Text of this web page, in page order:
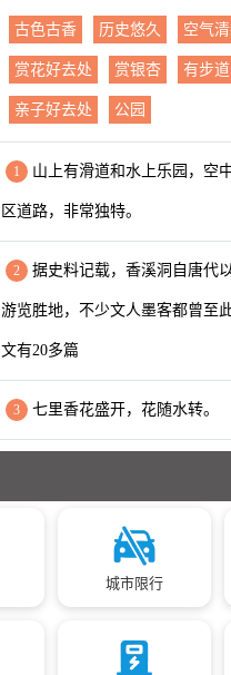
古色古香 历史悠久 空气
赏花好去处 赏银杏 有步道
亲子好去处 公园
1 山上有滑道和水上乐园，空
区道路，非常独特。
2 据史料记载，香溪洞自唐代
游览胜地，不少文人墨客都曾至
文有20多篇
3 七里香花盛开，花随水转。
城市限行